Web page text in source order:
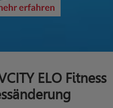
ELO Fitness